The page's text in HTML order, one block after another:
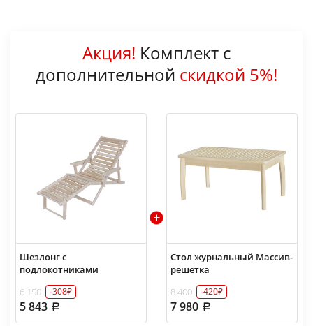
Акция! Комплект с
дополнительной скидкой 5%!
Шезлонг с
подлокотниками
6 150
-308₽
5 843
Стол журнальный Массив-
решётка
8 400
-420₽
7 980